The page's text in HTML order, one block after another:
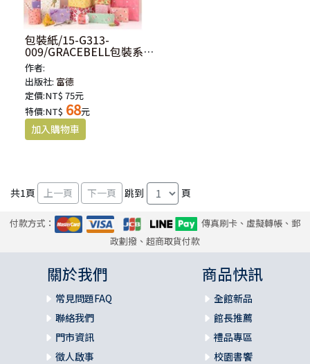
包裝紙/15-G313-
009/GRACEBELL包裝系列
原裝進口包裝紙-牧羊
作者:
出版社: 富德
定價:NT$ 75元
特價:NT$ 68元
共1頁 跳到 頁
付款方式：
傳真刷卡、虛擬轉帳、郵
政劃撥、超商取貨付款
關於我們
常見問題FAQ
聯絡我們
門市資訊
徵人啟事
商品快訊
全館新品
館長推薦
禮品專區
校園書饗